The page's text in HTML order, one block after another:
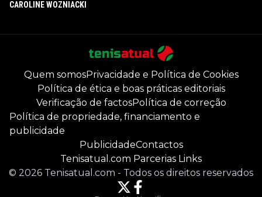
CAROLINE WOZNIACKI
Quem somosPrivacidade e Política de Cookies
Política de ética e boas práticas editoriais
Verificação de factosPolítica de correção
Política de propriedade, financiamento e
publicidade
PublicidadeContactos
Tenisatual.com Parcerias Links
© 2026 Tenisatual.com - Todos os direitos reservados